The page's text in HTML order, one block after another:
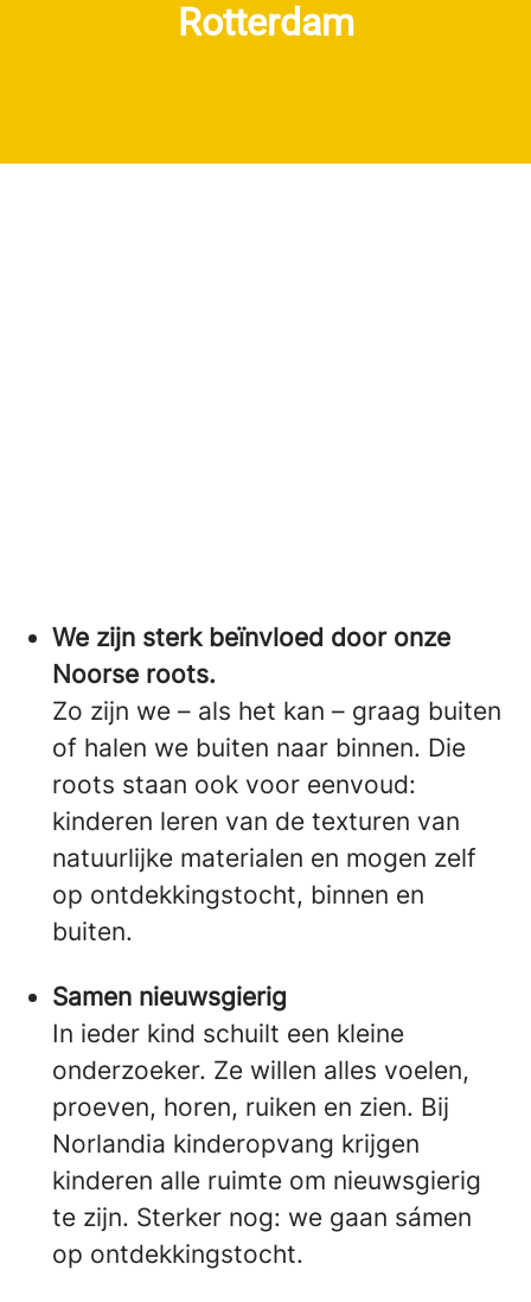
Rotterdam
We zijn sterk beïnvloed door onze
Noorse roots.
Zo zijn we – als het kan – graag buiten
of halen we buiten naar binnen. Die
roots staan ook voor eenvoud:
kinderen leren van de texturen van
natuurlijke materialen en mogen zelf
op ontdekkingstocht, binnen en
buiten.
Samen nieuwsgierig
In ieder kind schuilt een kleine
onderzoeker. Ze willen alles voelen,
proeven, horen, ruiken en zien. Bij
Norlandia kinderopvang krijgen
kinderen alle ruimte om nieuwsgierig
te zijn. Sterker nog: we gaan sámen
op ontdekkingstocht.